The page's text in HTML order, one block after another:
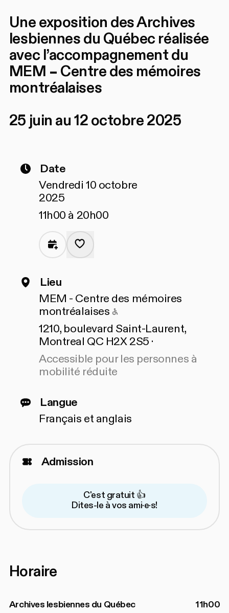
Une exposition des Archives
lesbiennes du Québec réalisée
avec l’accompagnement du
MEM – Centre des mémoires
montréalaises
25 juin au 12 octobre 2025
Date
Vendredi 10 octobre
2025
11h00 à 20h00
Lieu
MEM - Centre des mémoires
montréalaises
1210, boulevard Saint-Laurent,
Montreal QC H2X 2S5 ·
Accessible pour les personnes à
mobilité réduite
Langue
Français et anglais
Admission
C'est gratuit 👍
Dites-le à vos ami·e·s!
Horaire
Archives lesbiennes du Québec 11h00